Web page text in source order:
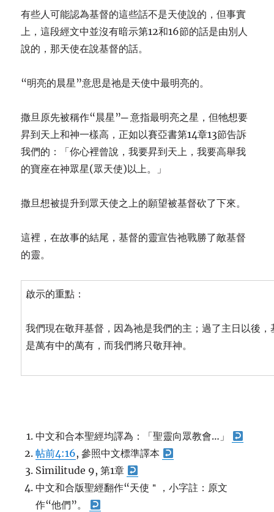
有些人可能認為基督的這些話不是天使說的，但事實
上，這段經文中並沒有暗示第12和16節的話是由別人
說的，那天使在說基督的話。
“明亮的晨星”意思是祂是天使中最明亮的。
撒旦原先被稱作“晨星”─ 意指最明亮之星，但牠想要
昇到天上和神一樣高，正如以賽亞書第14章13節告訴
我們的：「你心裡曾說，我要昇到天上，我要高舉我
的寶座在神眾星(眾天使)以上。」
撒旦想被提升到眾天使之上的願望被基督砍了下來。
這裡，在故事的結尾，基督的靈宣告祂戰勝了敵基督
的靈。
啟示的重點：
我們現在敬拜基督，因為祂是我們的主；過了主日以後
是萬有中的萬有，而我們將只敬拜神。
中文和合本聖經均譯為：「聖靈向眾教會…」
帖前4:16, 參照中文標準譯本
Similitude 9, 第1章
中文和合版聖經翻作“天使＂，小字註：原文
作“他們”。